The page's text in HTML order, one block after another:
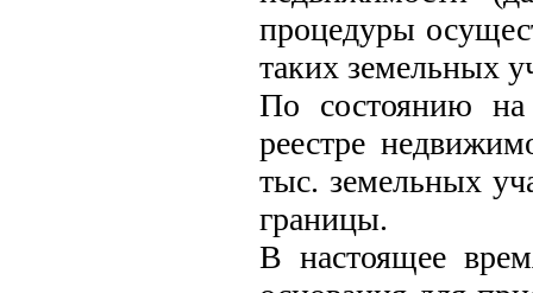
процедуры
таких земельных
По состоянию на
реестре
тыс. земельных
границы.
В настоящее